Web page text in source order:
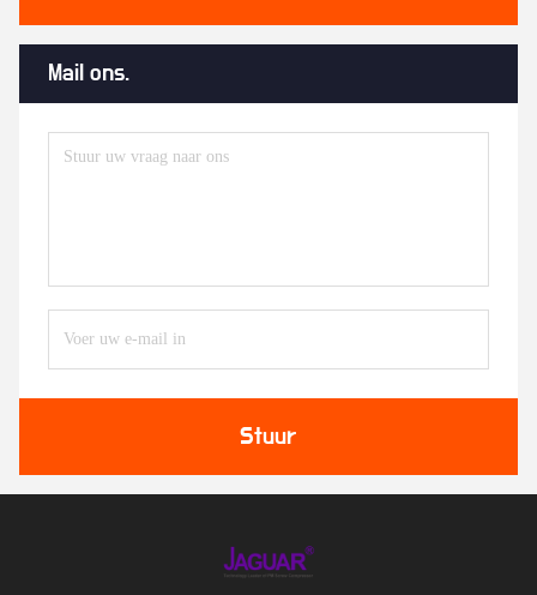
Mail ons.
Stuur